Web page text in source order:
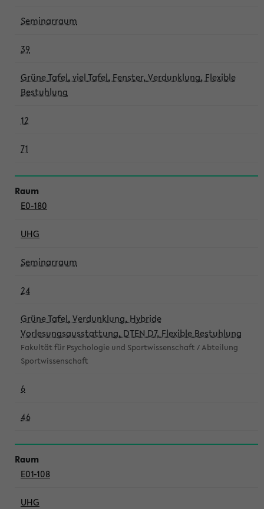
Seminarraum
39
Grüne Tafel, viel Tafel, Fenster, Verdunklung, Flexible
Bestuhlung
12
71
E0-180
UHG
Seminarraum
24
Grüne Tafel, Verdunklung, Hybride
Vorlesungsausstattung, DTEN D7, Flexible Bestuhlung
Fakultät für Psychologie und Sportwissenschaft / Abteilung
Sportwissenschaft
6
46
E01-108
UHG